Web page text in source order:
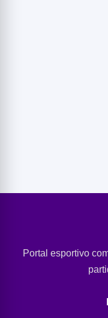
Portal esportivo